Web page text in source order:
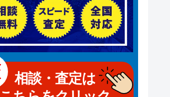
相談・査定は